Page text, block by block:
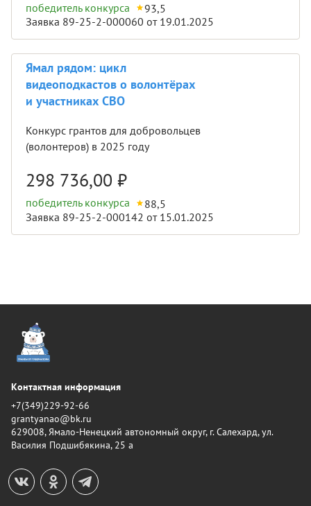
победитель конкурса
93,5
Заявка 89-25-2-000060 от 19.01.2025
Ямал рядом: цикл
видеоподкастов о волонтёрах
и участниках СВО
Конкурс грантов для добровольцев
(волонтеров) в 2025 году
298 736,00 ₽
победитель конкурса
88,5
Заявка 89-25-2-000142 от 15.01.2025
Контактная информация
+7(349)229-92-66
grantyanao@bk.ru
629008, Ямало-Ненецкий автономный округ, г. Салехард, ул.
Василия Подшибякина, 25 а